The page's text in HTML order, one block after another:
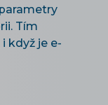
Tím
když je e-